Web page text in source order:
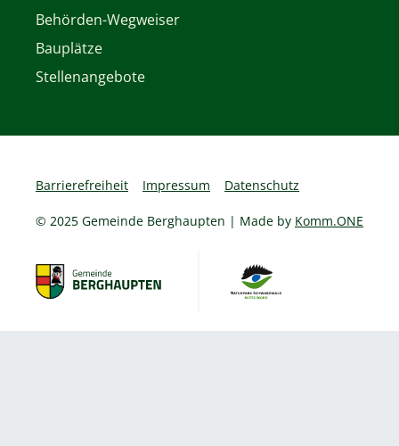
Behörden-Wegweiser
Bauplätze
Stellenangebote
Barrierefreiheit Impressum Datenschutz
© 2025 Gemeinde Berghaupten | Made by Komm.ONE